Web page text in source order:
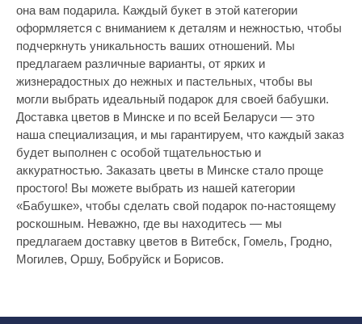
она вам подарила. Каждый букет в этой категории
оформляется с вниманием к деталям и нежностью, чтобы
подчеркнуть уникальность ваших отношений. Мы
предлагаем различные варианты, от ярких и
жизнерадостных до нежных и пастельных, чтобы вы
могли выбрать идеальный подарок для своей бабушки.
Доставка цветов в Минске и по всей Беларуси — это
наша специализация, и мы гарантируем, что каждый заказ
будет выполнен с особой тщательностью и
аккуратностью. Заказать цветы в Минске стало проще
простого! Вы можете выбрать из нашей категории
«Бабушке», чтобы сделать свой подарок по-настоящему
роскошным. Неважно, где вы находитесь — мы
предлагаем доставку цветов в Витебск, Гомель, Гродно,
Могилев, Оршу, Бобруйск и Борисов.